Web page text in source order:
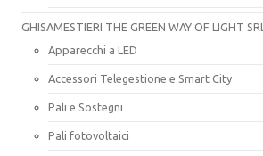
GHISAMESTIERI THE GREEN WAY OF LIGHT SRL
Apparecchi a LED
Accessori Telegestione e Smart City
Pali e Sostegni
Pali fotovoltaici